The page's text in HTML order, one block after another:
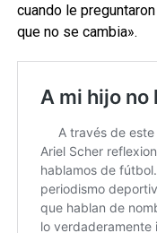
cuando le
que no se cambia».